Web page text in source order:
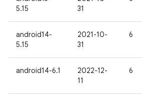
5.15
31
android14-
5.15
2021-10-
31
6
android14-6.1
2022-12-
11
6